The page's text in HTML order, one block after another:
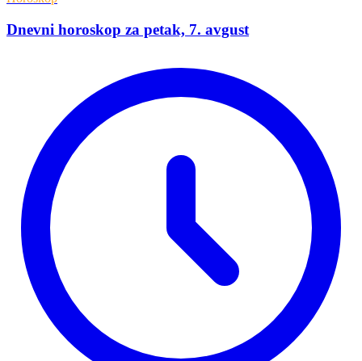
Dnevni horoskop za petak, 7. avgust